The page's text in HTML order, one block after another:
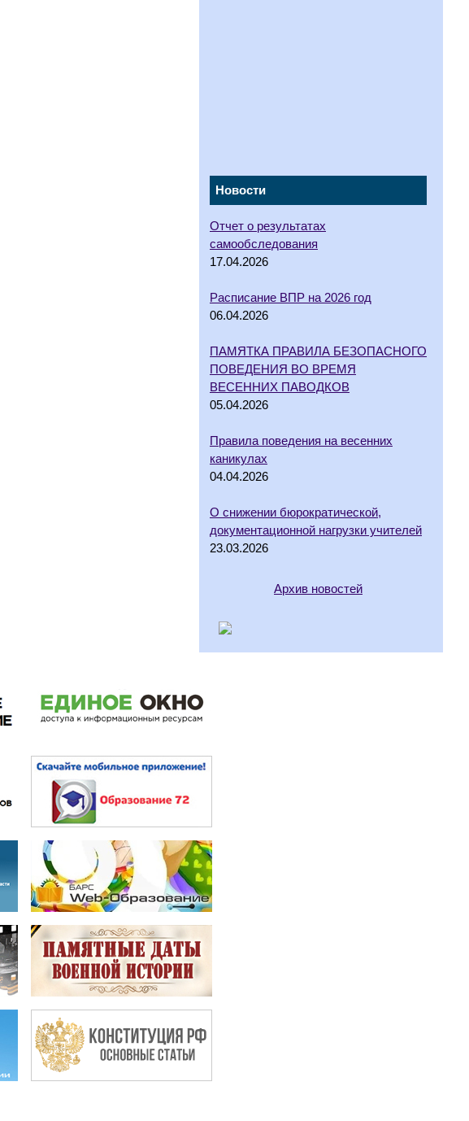
Новости
Отчет о результатах
самообследования
17.04.2026
Расписание ВПР на 2026 год
06.04.2026
ПАМЯТКА ПРАВИЛА БЕЗОПАСНОГО
ПОВЕДЕНИЯ ВО ВРЕМЯ
ВЕСЕННИХ ПАВОДКОВ
05.04.2026
Правила поведения на весенних
каникулах
04.04.2026
О снижении бюрократической,
документационной нагрузки учителей
23.03.2026
Архив новостей